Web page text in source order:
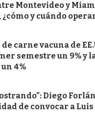
Montevideo y
y cuándo
carne vacuna de
semestre un 9% y
4%
Diego
de convocar a Luis